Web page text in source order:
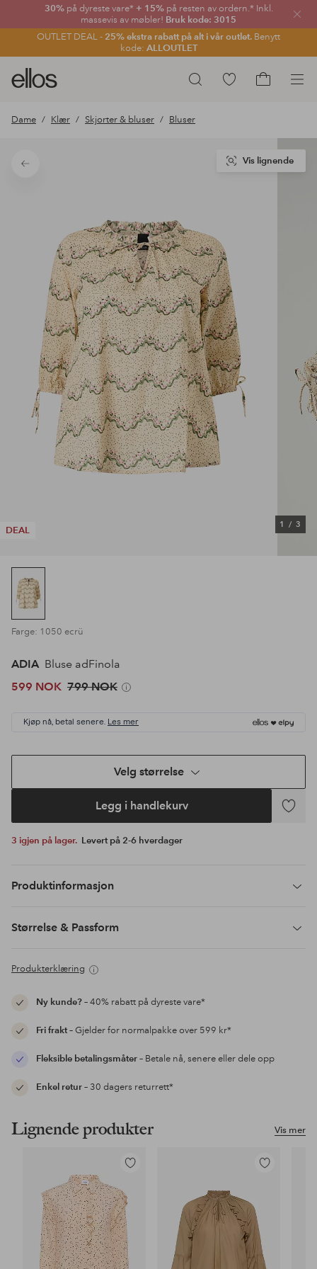
30% på dyreste vare* + 15%på resten av ordern.* Inkl.
massevis av møbler! Bruk kode: 3015
OUTLET DEAL - 25% ekstra rabatt på alt i vår outlet. Benytt
kode: ALLOUTLET
Lukk
Søk
Ellos
logo
gå
forsiden
Gå
Dame Klær Skjorter & bluser Bluser
Tilbake
DEAL
1 / 3
Vis lignende
Farge: 1050 ecrü
ADIA Bluse adFinola
599 NOK 799 NOK
Kjøp nå, betal senere. Les mer
Velg størrelse
Legg i handlekurv
Legg
3 igjen på lager. Levert på 2-6 hverdager
Produktinformasjon
Størrelse & Passform
Produkterklæring
Ny kunde?– 40% rabatt på dyreste vare*
Fri frakt– Gjelder for normalpakke over 599 kr*
Fleksible betalingsmåter– Betale nå, senere eller dele opp
Enkel retur– 30 dagers returrett*
Vis mer
Lignende produkter
Legg
favoritter
Legg